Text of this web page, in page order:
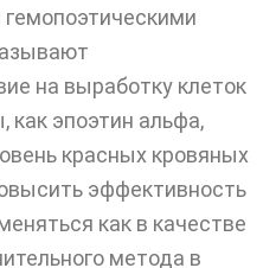
гемопоэтическими
на выработку клеток
как эпоэтин альфа,
красных кровяных
эффективность
как в качестве
метода в